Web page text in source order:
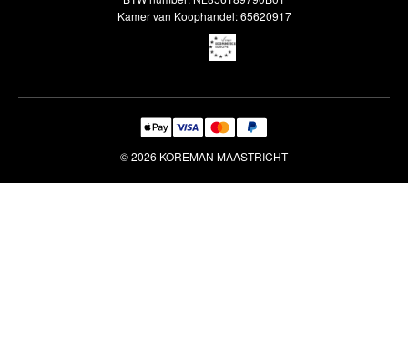
Kamer van Koophandel: 65620917
© 2026 KOREMAN MAASTRICHT